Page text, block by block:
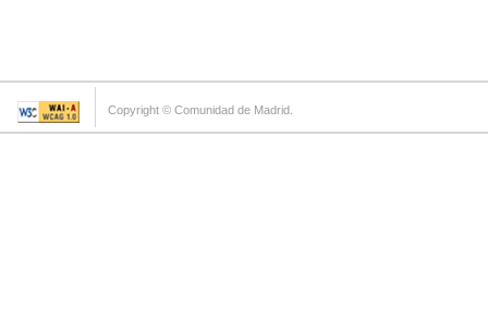
Copyright © Comunidad de Madrid.